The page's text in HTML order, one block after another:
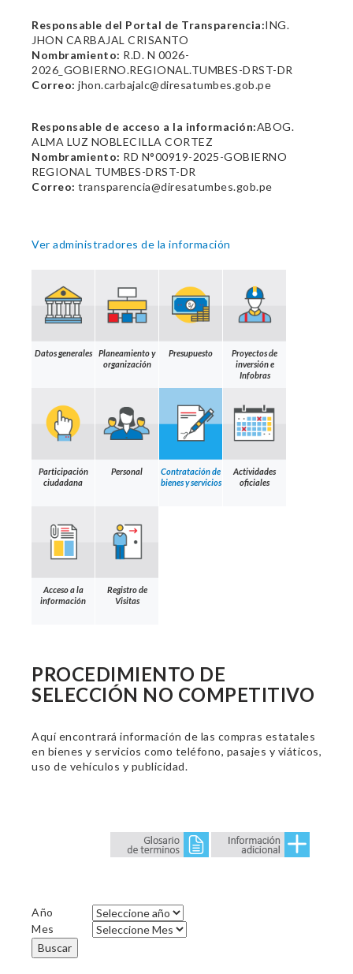
Responsable del Portal de Transparencia:ING.
JHON CARBAJAL CRISANTO
Nombramiento: R.D. N 0026-
2026_GOBIERNO.REGIONAL.TUMBES-DRST-DR
Correo: jhon.carbajalc@diresatumbes.gob.pe
Responsable de acceso a la información:ABOG.
ALMA LUZ NOBLECILLA CORTEZ
Nombramiento: RD N°00919-2025-GOBIERNO
REGIONAL TUMBES-DRST-DR
Correo: transparencia@diresatumbes.gob.pe
Ver administradores de la información
Datos generales
Planeamiento y
organización
Presupuesto
Proyectos de
inversión e
Infobras
Participación
ciudadana
Personal
Contratación de
bienes y servicios
Actividades
oficiales
Acceso a la
información
Registro de
Visitas
PROCEDIMIENTO DE
SELECCIÓN NO COMPETITIVO
Aquí encontrará información de las compras estatales
en bienes y servicios como teléfono, pasajes y viáticos,
uso de vehículos y publicidad.
Año
Mes
Buscar